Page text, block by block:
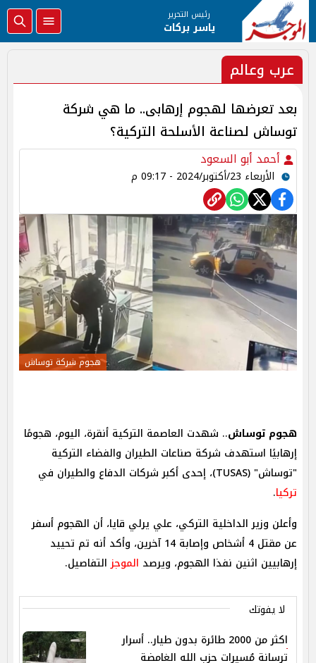
رئيس التحرير
ياسر بركات
عرب وعالم
بعد تعرضها لهجوم إرهابى.. ما هي شركة
توساش لصناعة الأسلحة التركية؟
أحمد أبو السعود
الأربعاء 23/أكتوبر/2024 - 09:17 م
هجوم شركة توساش
هجوم توساش.. شهدت العاصمة التركية أنقرة، اليوم، هجومًا
إرهابيًا استهدف شركة صناعات الطيران والفضاء التركية
"توساش" (TUSAS)، إحدى أكبر شركات الدفاع والطيران في
تركيا.
وأعلن وزير الداخلية التركي، علي يرلي قايا، أن الهجوم أسفر
عن مقتل 4 أشخاص وإصابة 14 آخرين، وأكد أنه تم تحييد
إرهابيين اثنين نفذا الهجوم، ويرصد الموجزالتفاصيل.
لا يفوتك
اكثر من 2000 طائرة بدون طيار.. أسرار
ترسانة مُسيرات حزب الله الغامضة